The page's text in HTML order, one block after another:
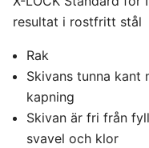
resultat i rostfritt stål
Rak
Skivans tunna kant
kapning
Skivan är fri från
svavel och klor